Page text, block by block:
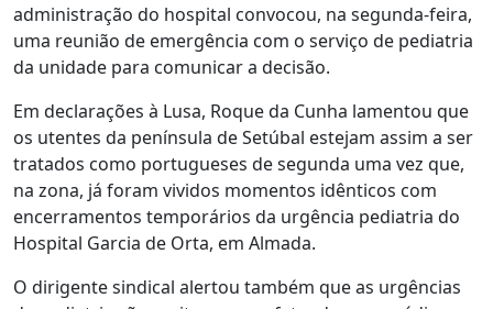
administração do hospital convocou, na segunda-feira,
uma reunião de emergência com o serviço de pediatria
da unidade para comunicar a decisão.
Em declarações à Lusa, Roque da Cunha lamentou que
os utentes da península de Setúbal estejam assim a ser
tratados como portugueses de segunda uma vez que,
na zona, já foram vividos momentos idênticos com
encerramentos temporários da urgência pediatria do
Hospital Garcia de Orta, em Almada.
O dirigente sindical alertou também que as urgências